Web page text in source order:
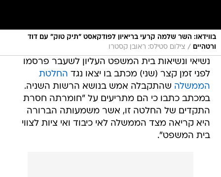
בווידאו: השר שלמה קרעי בריאיון לפודקאסט "תיק טוק" עם דוד
ורטהיים
/ צילום סטילס: ראובן קסטרו
נשיאי ונשיאות בית המשפט העליון לשעבר פרסמו
לפני זמן קצר (שני) מכתב בו יצאו נגד החלטת
הממשלה שהתקבלה אמש בנושא הרשות השניה.
במכתב כתבו כי הם מתריעים על "חומרתה חסרת
התקדים של החלטה זו, אשר משמעותה הברורה
היא קריאה מצד הממשלה לאי כיבוד ואי ציות לצווי
בית המשפט".